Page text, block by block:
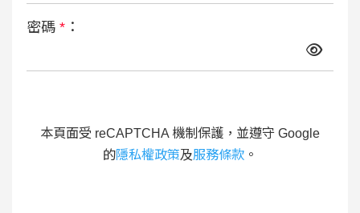
密碼 * ：
本頁面受 reCAPTCHA 機制保護，並遵守 Google
的隱私權政策及服務條款 。